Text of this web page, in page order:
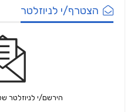
הצטרף/י לניוזלטר
הירשם/י לניוזלטר